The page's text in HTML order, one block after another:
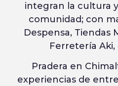
integran la cultura
comunidad; con
Despensa, Tiendas
Ferretería
Pradera en
experiencias de